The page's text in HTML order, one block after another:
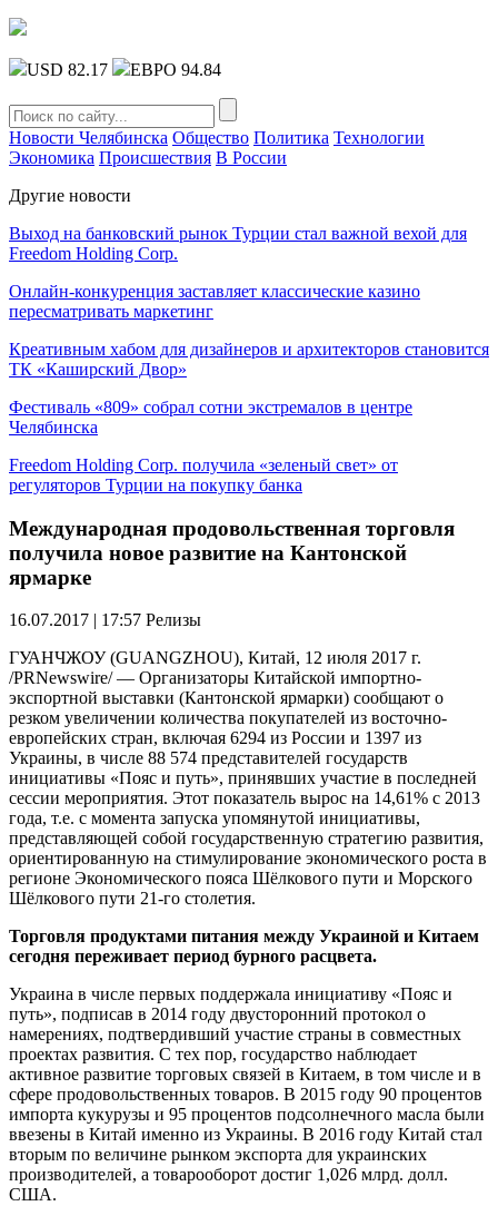
USD 82.17 ЕВРО 94.84
Новости Челябинска Общество Политика Технологии
Экономика Происшествия В России
Другие новости
Выход на банковский рынок Турции стал важной вехой для
Freedom Holding Corp.
Онлайн-конкуренция заставляет классические казино
пересматривать маркетинг
Креативным хабом для дизайнеров и архитекторов становится
ТК «Каширский Двор»
Фестиваль «809» собрал сотни экстремалов в центре
Челябинска
Freedom Holding Corp. получила «зеленый свет» от
регуляторов Турции на покупку банка
Международная продовольственная торговля
получила новое развитие на Кантонской
ярмарке
16.07.2017 | 17:57 Релизы
ГУАНЧЖОУ (GUANGZHOU), Китай, 12 июля 2017 г.
/PRNewswire/ — Организаторы Китайской импортно-
экспортной выставки (Кантонской ярмарки) сообщают о
резком увеличении количества покупателей из восточно-
европейских стран, включая 6294 из России и 1397 из
Украины, в числе 88 574 представителей государств
инициативы «Пояс и путь», принявших участие в последней
сессии мероприятия. Этот показатель вырос на 14,61% с 2013
года, т.е. с момента запуска упомянутой инициативы,
представляющей собой государственную стратегию развития,
ориентированную на стимулирование экономического роста в
регионе Экономического пояса Шёлкового пути и Морского
Шёлкового пути 21-го столетия.
Торговля продуктами питания между Украиной и Китаем
сегодня переживает период бурного расцвета.
Украина в числе первых поддержала инициативу «Пояс и
путь», подписав в 2014 году двусторонний протокол о
намерениях, подтвердивший участие страны в совместных
проектах развития. С тех пор, государство наблюдает
активное развитие торговых связей в Китаем, в том числе и в
сфере продовольственных товаров. В 2015 году 90 процентов
импорта кукурузы и 95 процентов подсолнечного масла были
ввезены в Китай именно из Украины. В 2016 году Китай стал
вторым по величине рынком экспорта для украинских
производителей, а товарооборот достиг 1,026 млрд. долл.
США.